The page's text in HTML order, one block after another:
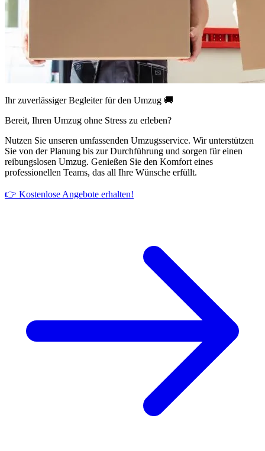
Ihr zuverlässiger Begleiter für den Umzug 🚚
Bereit, Ihren Umzug ohne Stress zu erleben?
Nutzen Sie unseren umfassenden Umzugsservice. Wir unterstützen
Sie von der Planung bis zur Durchführung und sorgen für einen
reibungslosen Umzug. Genießen Sie den Komfort eines
professionellen Teams, das all Ihre Wünsche erfüllt.
👉 Kostenlose Angebote erhalten!